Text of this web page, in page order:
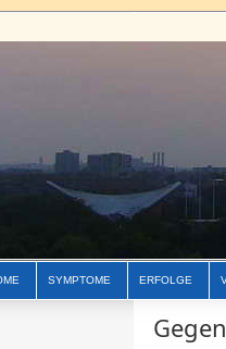
SYMPTOME ERFOLGE